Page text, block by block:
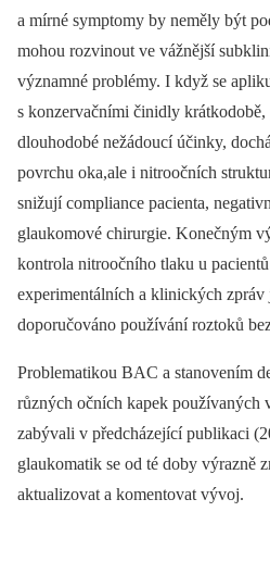
a mírné symptomy by neměly být
mohou rozvinout ve vážnější
významné problémy. I když se
s konzervačními činidly
dlouhodobé nežádoucí účinky,
povrchu oka,ale i nitroočních
snižují compliance pacienta,
glaukomové chirurgie. Konečným
kontrola nitroočního tlaku u
experimentálních a klinických zpráv
doporučováno používání roztoků
Problematikou BAC a stanovením
různých očních kapek používaných
zabývali v předcházející publikaci
glaukomatik se od té doby výrazně
aktualizovat a komentovat vývoj.